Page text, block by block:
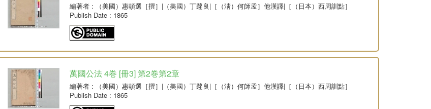
編著者: （美國）惠頓選［撰］|（美國）丁韙良|［（淸）何師孟］他漢譯|［（日本）西周訓點］
Publish Date: 1865
萬國公法 4巻 [冊3] 第2巻第2章
編著者: （美國）惠頓選［撰］|（美國）丁韙良|［（淸）何師孟］他漢譯|［（日本）西周訓點］
Publish Date: 1865